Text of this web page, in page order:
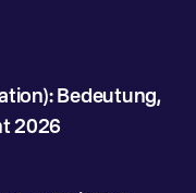
Bedeutung,
2026